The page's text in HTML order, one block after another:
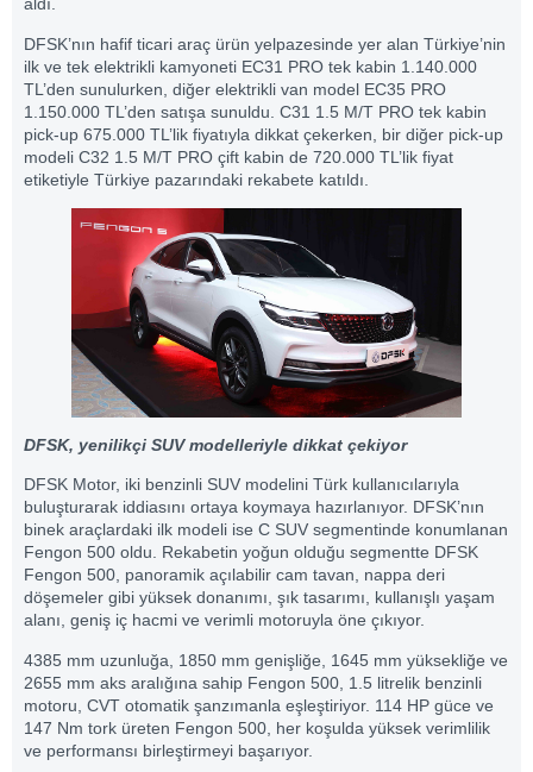
aldı.
DFSK’nın hafif ticari araç ürün yelpazesinde yer alan Türkiye’nin
ilk ve tek elektrikli kamyoneti EC31 PRO tek kabin 1.140.000
TL’den sunulurken, diğer elektrikli van model EC35 PRO
1.150.000 TL’den satışa sunuldu. C31 1.5 M/T PRO tek kabin
pick-up 675.000 TL’lik fiyatıyla dikkat çekerken, bir diğer pick-up
modeli C32 1.5 M/T PRO çift kabin de 720.000 TL’lik fiyat
etiketiyle Türkiye pazarındaki rekabete katıldı.
DFSK, yenilikçi SUV modelleriyle dikkat çekiyor
DFSK Motor, iki benzinli SUV modelini Türk kullanıcılarıyla
buluşturarak iddiasını ortaya koymaya hazırlanıyor. DFSK’nın
binek araçlardaki ilk modeli ise C SUV segmentinde konumlanan
Fengon 500 oldu. Rekabetin yoğun olduğu segmentte DFSK
Fengon 500, panoramik açılabilir cam tavan, nappa deri
döşemeler gibi yüksek donanımı, şık tasarımı, kullanışlı yaşam
alanı, geniş iç hacmi ve verimli motoruyla öne çıkıyor.
4385 mm uzunluğa, 1850 mm genişliğe, 1645 mm yüksekliğe ve
2655 mm aks aralığına sahip Fengon 500, 1.5 litrelik benzinli
motoru, CVT otomatik şanzımanla eşleştiriyor. 114 HP güce ve
147 Nm tork üreten Fengon 500, her koşulda yüksek verimlilik
ve performansı birleştirmeyi başarıyor.